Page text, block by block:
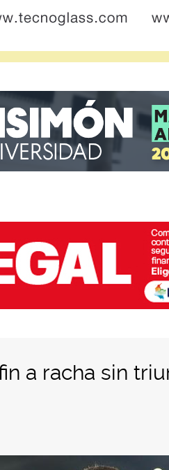
a racha sin